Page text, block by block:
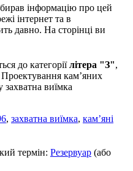
інформацію про цей
інтернет та в
давно. На сторінці ви
до категоріїлітера "З",
Проектування кам’яних
захватна виїмка
, захватна виїмка, кам’яні
термін: Резервуар (або